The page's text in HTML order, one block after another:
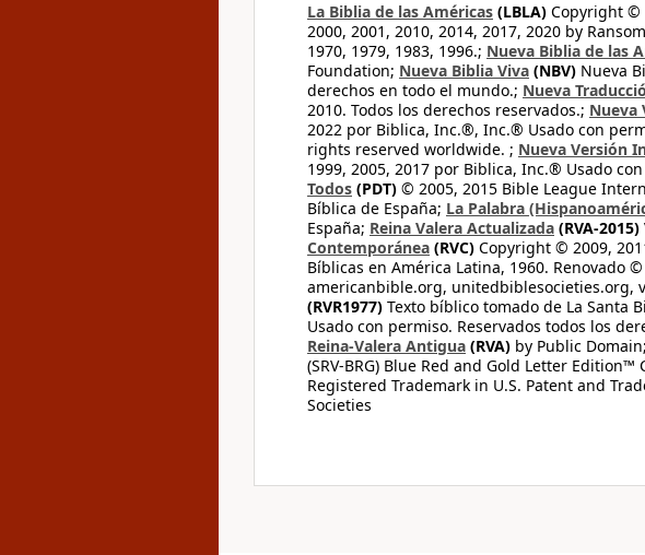
La Biblia de las Américas (LBLA) Copyright ©
2000, 2001, 2010, 2014, 2017, 2020 by
1970, 1979, 1983, 1996.; Nueva Biblia de las
Foundation; Nueva Biblia Viva (NBV) Nueva
derechos en todo el mundo.; Nueva
2010. Todos los derechos reservados.; Nueva
2022 por Biblica, Inc.®, Inc.® Usado con
rights reserved worldwide. ; Nueva Versión
1999, 2005, 2017 por Biblica, Inc.® Usado
Todos (PDT) © 2005, 2015 Bible League
Bíblica de España; La Palabra
España; Reina Valera Actualizada (RVA-2015)
Contemporánea (RVC) Copyright © 2009,
Bíblicas en América Latina, 1960. Renovado
americanbible.org, unitedbiblesocieties.org,
(RVR1977) Texto bíblico tomado de La Santa
Usado con permiso. Reservados todos los
Reina-Valera Antigua (RVA) by Public Domain;
(SRV-BRG) Blue Red and Gold Letter
Registered Trademark in U.S. Patent and
Societies